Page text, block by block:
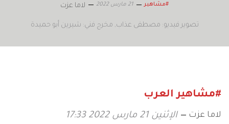
#مشاهير 21 مارس 2022 لاما عزت
تصوير فيديو: مصطفى عذاب مخرج فني: شيرين أبو حميدة
#مشاهير العرب
لاما عزت الإثنين 21 مارس 2022 17:33